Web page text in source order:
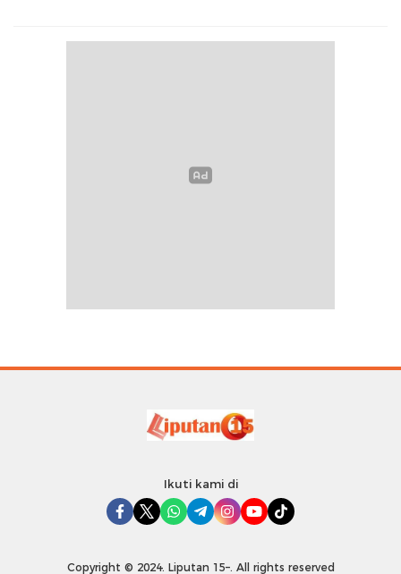
Ikuti kami di
Copyright © 2024. Liputan 15–. All rights reserved